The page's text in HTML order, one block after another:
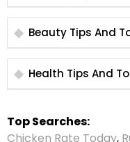
Beauty Tips And
Health Tips And
Top Searches:
Chicken Rate Today,